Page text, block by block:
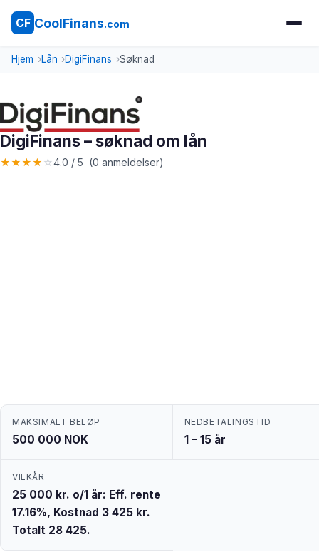
CF CoolFinans.com
Hjem Lån DigiFinans Søknad
DigiFinans – søknad om lån
★★★★ ☆4.0 / 5 (0 anmeldelser)
MAKSIMALT BELØP
500 000 NOK
NEDBETALINGSTID
1 – 15 år
VILKÅR
25 000 kr. o/1 år: Eff. rente
17.16%, Kostnad 3 425 kr.
Totalt 28 425.